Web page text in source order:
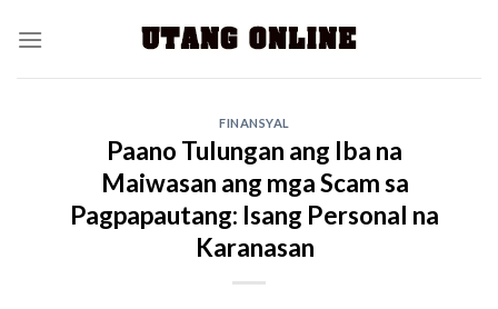
FINANSYAL
Paano Tulungan ang Iba na
Maiwasan ang mga Scam sa
Pagpapautang: Isang Personal na
Karanasan